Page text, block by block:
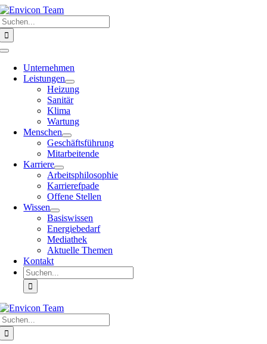
Zum
Inhalt
springen
Toggle
NavigationUnternehmen
Leistungen
Heizung
Sanitär
Klima
Wartung
Menschen
Geschäftsführung
Mitarbeitende
Karriere
Arbeitsphilosophie
Karrierefpade
Offene Stellen
Wissen
Basiswissen
Energiebedarf
Mediathek
Aktuelle Themen
Kontakt
Suche
nach: